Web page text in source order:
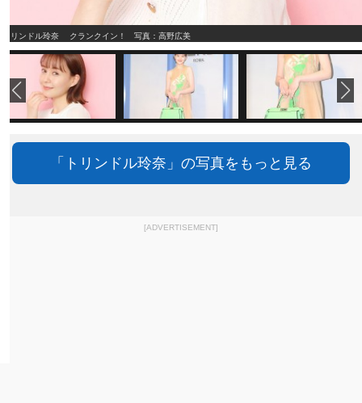
トリンドル玲奈 クランクイン！ 写真：高野広美
「トリンドル玲奈」の写真をもっと見る
[ADVERTISEMENT]